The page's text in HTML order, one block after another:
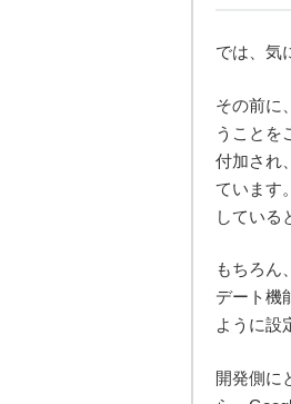
では、気
その前に
うことを
付加され
ています
している
もちろん
デート機
ように設
開発側に